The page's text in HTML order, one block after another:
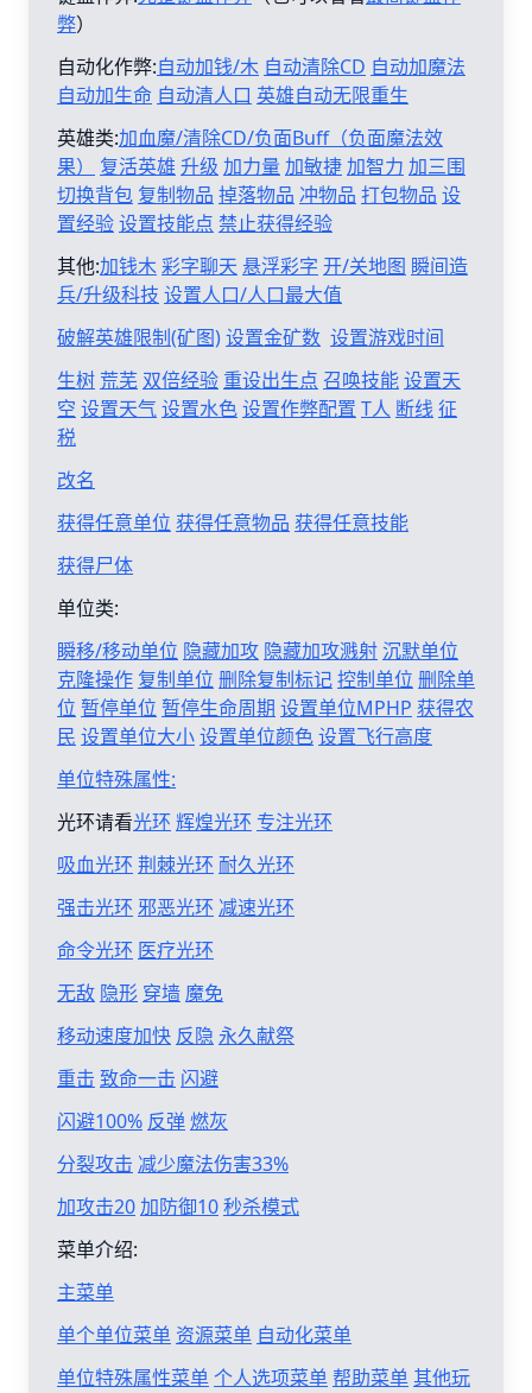
弊）
自动化作弊:自动加钱/木 自动清除CD 自动加魔法
自动加生命 自动清人口 英雄自动无限重生
英雄类:加血魔/清除CD/负面Buff（负面魔法效
果）
复活英雄 升级 加力量 加敏捷加智力 加三围
切换背包 复制物品 掉落物品 冲物品 打包物品 设
置经验设置技能点 禁止获得经验
其他:加钱木彩字聊天 悬浮彩字 开/关地图 瞬间造
兵/升级科技 设置人口/人口最大值
破解英雄限制(矿图)设置金矿数 设置游戏时间
生树 荒芜 双倍经验 重设出生点 召唤技能设置天
空 设置天气设置水色设置作弊配置 T人 断线征
税
改名
获得任意单位 获得任意物品 获得任意技能
获得尸体
单位类:
瞬移/移动单位 隐藏加攻 隐藏加攻溅射沉默单位
克隆操作 复制单位 删除复制标记控制单位 删除单
位 暂停单位 暂停生命周期 设置单位MPHP 获得农
民 设置单位大小设置单位颜色设置飞行高度
单位特殊属性:
光环请看光环 辉煌光环 专注光环
吸血光环 荆棘光环 耐久光环
强击光环 邪恶光环 减速光环
命令光环 医疗光环
无敌 隐形 穿墙 魔免
移动速度加快 反隐 永久献祭
重击 致命一击 闪避
闪避100% 反弹燃灰
分裂攻击 减少魔法伤害33%
加攻击20加防御10秒杀模式
菜单介绍:
主菜单
单个单位菜单 资源菜单 自动化菜单
单位特殊属性菜单个人选项菜单帮助菜单其他玩